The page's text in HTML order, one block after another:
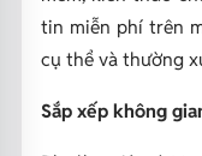
tin miễn phí trên
cụ thể và thường
Sắp xếp không